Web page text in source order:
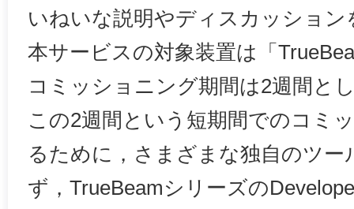
いねいな説明やディスカッション
本サービスの対象装置は「
コミッショニング期間は2週間と
この2週間という短期間でのコミ
るために，さまざまな独自のツ
ず，TrueBeamシリーズの